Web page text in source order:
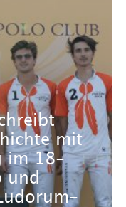
mit
im 18-
und